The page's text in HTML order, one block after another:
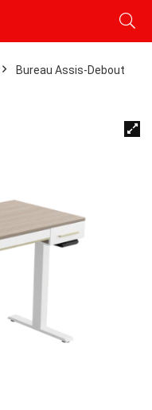
Bureau Assis-Debout